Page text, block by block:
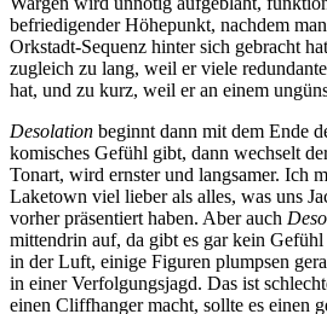
befriedigender Höhepunkt, nachdem
Orkstadt-Sequenz hinter sich gebracht
zugleich zu lang, weil er viele
hat, und zu kurz, weil er an einem
Desolation beginnt dann mit dem Ende
komisches Gefühl gibt, dann wechselt
Tonart, wird ernster und langsamer. Ich
Laketown viel lieber als alles, was uns
vorher präsentiert haben. Aber auch
mittendrin auf, da gibt es gar kein
in der Luft, einige Figuren plumpsen
in einer Verfolgungsjagd. Das ist
einen Cliffhanger macht, sollte es einen